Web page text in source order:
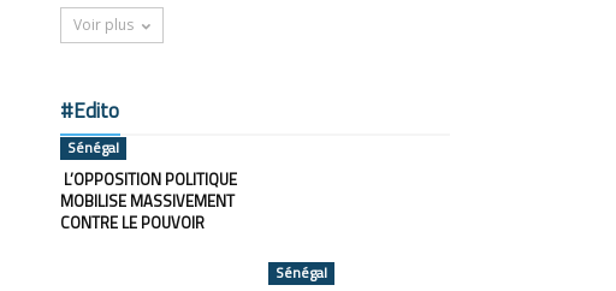
Voir plus
#Edito
Sénégal
L’OPPOSITION POLITIQUE
MOBILISE MASSIVEMENT
CONTRE LE POUVOIR
Sénégal